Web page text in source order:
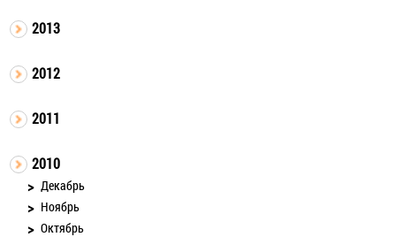
2013
2012
2011
2010
Декабрь
Ноябрь
Октябрь